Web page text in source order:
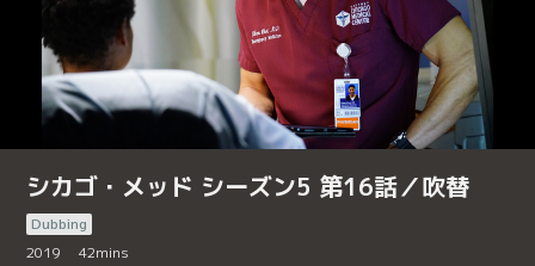
シカゴ・メッド シーズン5 第16話／吹替
Dubbing
2019
42mins